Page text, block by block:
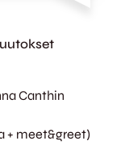
Canthin
+ meet&greet)